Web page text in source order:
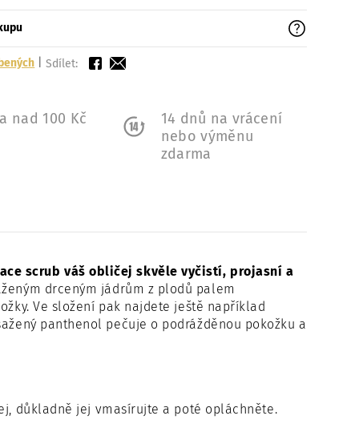
|Sdílet:
nad 100 Kč
14 dnů na vrácení
nebo výměnu
zdarma
scrub váš obličej skvěle vyčistí, projasní a
drceným jádrům z plodů palem
Ve složení pak najdete ještě například
panthenol pečuje o podrážděnou pokožku a
důkladně jej vmasírujte a poté opláchněte.